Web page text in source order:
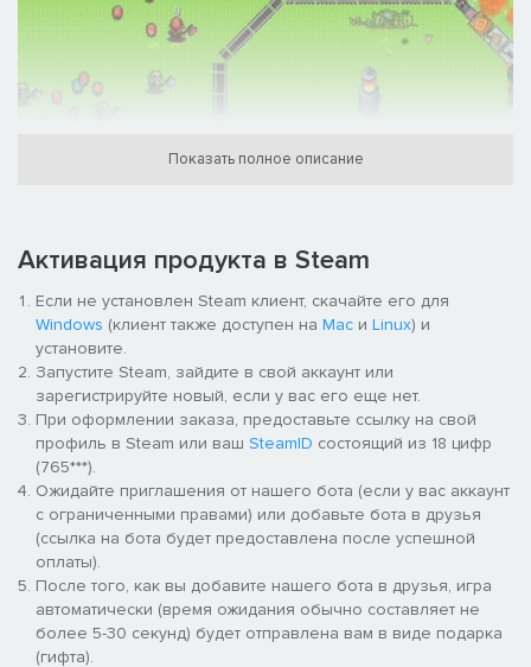
Ваша задача — защитить Генератор Бесконечной Энергии,
покупая защитные вагоны для уничтожения врагов и
экономические вагоны для генерации золота. Выбирайте с
умом — только правильная комбинация вагонов позволит
вам выжить в бесконечных волнах врагов!
Улучшайте вагоны, объединяя 3 вагона одного типа и
уровня, чтобы создать ещё более мощные оборонительные
конструкции! Вы можете улучшать вагоны бесконечно, но это
будет стоить.
Показать полное описание
Активация продукта в Steam
Если не установлен Steam клиент, скачайте его для
Windows (клиент также доступен на Mac и Linux) и
установите.
Запустите Steam, зайдите в свой аккаунт или
зарегистрируйте новый, если у вас его еще нет.
При оформлении заказа, предоставьте ссылку на свой
профиль в Steam или ваш SteamID состоящий из 18 цифр
(765***).
Ожидайте приглашения от нашего бота (если у вас аккаунт
с ограниченными правами) или добавьте бота в друзья
(ссылка на бота будет предоставлена после успешной
оплаты).
После того, как вы добавите нашего бота в друзья, игра
автоматически (время ожидания обычно составляет не
более 5-30 секунд) будет отправлена вам в виде подарка
(гифта).